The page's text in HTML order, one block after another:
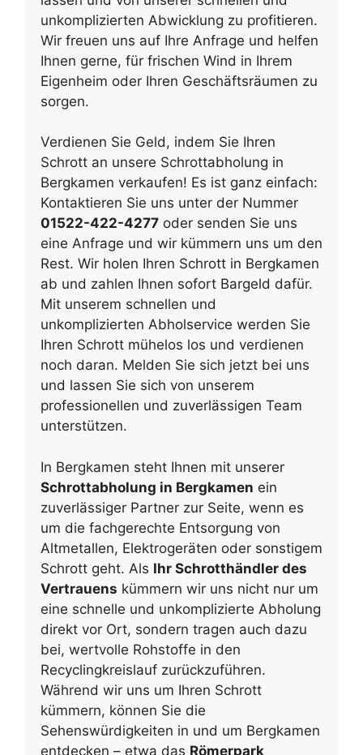
unkomplizierten Abwicklung zu profitieren.
Wir freuen uns auf Ihre Anfrage und helfen
Ihnen gerne, für frischen Wind in Ihrem
Eigenheim oder Ihren Geschäftsräumen zu
sorgen.
Verdienen Sie Geld, indem Sie Ihren
Schrott an unsere Schrottabholung in
Bergkamen verkaufen! Es ist ganz einfach:
Kontaktieren Sie uns unter der Nummer
01522-422-4277 oder senden Sie uns
eine Anfrage und wir kümmern uns um den
Rest. Wir holen Ihren Schrott in Bergkamen
ab und zahlen Ihnen sofort Bargeld dafür.
Mit unserem schnellen und
unkomplizierten Abholservice werden Sie
Ihren Schrott mühelos los und verdienen
noch daran. Melden Sie sich jetzt bei uns
und lassen Sie sich von unserem
professionellen und zuverlässigen Team
unterstützen.
In Bergkamen steht Ihnen mit unserer
Schrottabholung in Bergkamen ein
zuverlässiger Partner zur Seite, wenn es
um die fachgerechte Entsorgung von
Altmetallen, Elektrogeräten oder sonstigem
Schrott geht. Als Ihr Schrotthändler des
Vertrauens kümmern wir uns nicht nur um
eine schnelle und unkomplizierte Abholung
direkt vor Ort, sondern tragen auch dazu
bei, wertvolle Rohstoffe in den
Recyclingkreislauf zurückzuführen.
Während wir uns um Ihren Schrott
kümmern, können Sie die
Sehenswürdigkeiten in und um Bergkamen
entdecken – etwa das Römerpark